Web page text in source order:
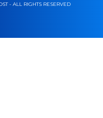
- ALL RIGHTS RESERVED